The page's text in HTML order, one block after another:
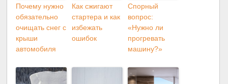
Почему нужно
обязательно
очищать снег с
крыши
автомобиля
Как сжигают
стартера и как
избежать
ошибок
Спорный
вопрос:
«Нужно ли
прогревать
машину?»